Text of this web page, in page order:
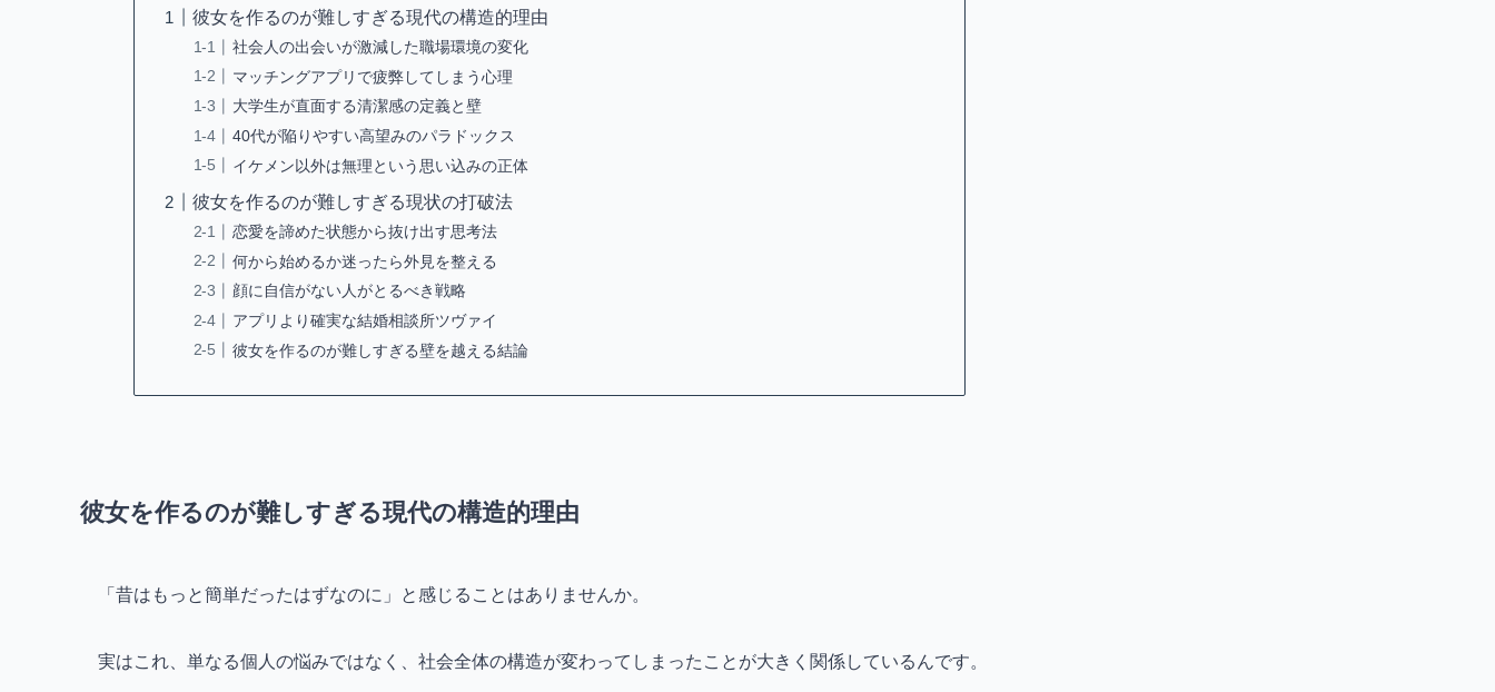
彼女を作るのが難しすぎる現代の構造的理由
社会人の出会いが激減した職場環境の変化
マッチングアプリで疲弊してしまう心理
大学生が直面する清潔感の定義と壁
40代が陥りやすい高望みのパラドックス
イケメン以外は無理という思い込みの正体
彼女を作るのが難しすぎる現状の打破法
恋愛を諦めた状態から抜け出す思考法
何から始めるか迷ったら外見を整える
顔に自信がない人がとるべき戦略
アプリより確実な結婚相談所ツヴァイ
彼女を作るのが難しすぎる壁を越える結論
彼女を作るのが難しすぎる現代の構造的理由
「昔はもっと簡単だったはずなのに」と感じることはありませんか。
実はこれ、単なる個人の悩みではなく、社会全体の構造が変わってしまったことが大きく関係しているんです。